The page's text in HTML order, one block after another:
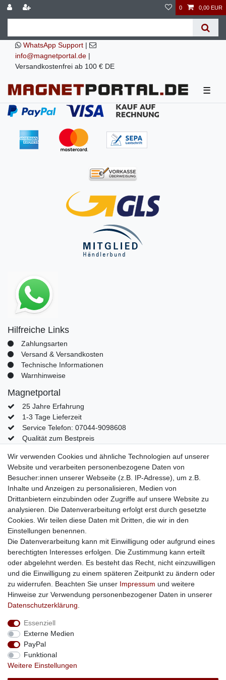
0 0,00 EUR
WhatsApp Support |
info@magnetportal.de |
Versandkostenfrei ab 100 € DE
☰
Hilfreiche Links
Zahlungsarten
Versand & Versandkosten
Technische Informationen
Warnhinweise
Magnetportal
25 Jahre Erfahrung
1-3 Tage Lieferzeit
Service Telefon: 07044-9098608
Qualität zum Bestpreis
Mein Konto
Konto
Login
Kontaktformular
Impressum Daten­schutz­erklärung
Barrierefreiheitserklärung Widerrufs­recht
Vertrag widerrufen Kontakt
Wir verwenden Cookies und ähnliche Technologien auf unserer
Website und verarbeiten personenbezogene Daten von
Besucher:innen unserer Webseite (z.B. IP-Adresse), um z.B.
Inhalte und Anzeigen zu personalisieren, Medien von
Drittanbietern einzubinden oder Zugriffe auf unsere Website zu
analysieren. Die Datenverarbeitung erfolgt erst durch gesetzte
Cookies. Wir teilen diese Daten mit Dritten, die wir in den
Einstellungen benennen.
Die Datenverarbeitung kann mit Einwilligung oder aufgrund eines
berechtigten Interesses erfolgen. Die Zustimmung kann erteilt
oder abgelehnt werden. Es besteht das Recht, nicht einzuwilligen
und die Einwilligung zu einem späteren Zeitpunkt zu ändern oder
zu widerrufen. Beachten Sie unser Impressum und weitere
Hinweise zur Verwendung personenbezogener Daten in unserer
Daten­schutz­erklärung
Essenziell
Externe Medien
PayPal
Funktional
Weitere Einstellungen